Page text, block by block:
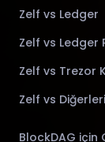
Zelf vs Ledger
Zelf vs Ledger
Zelf vs Trezor
Zelf vs Diğerleri
BlockDAG için